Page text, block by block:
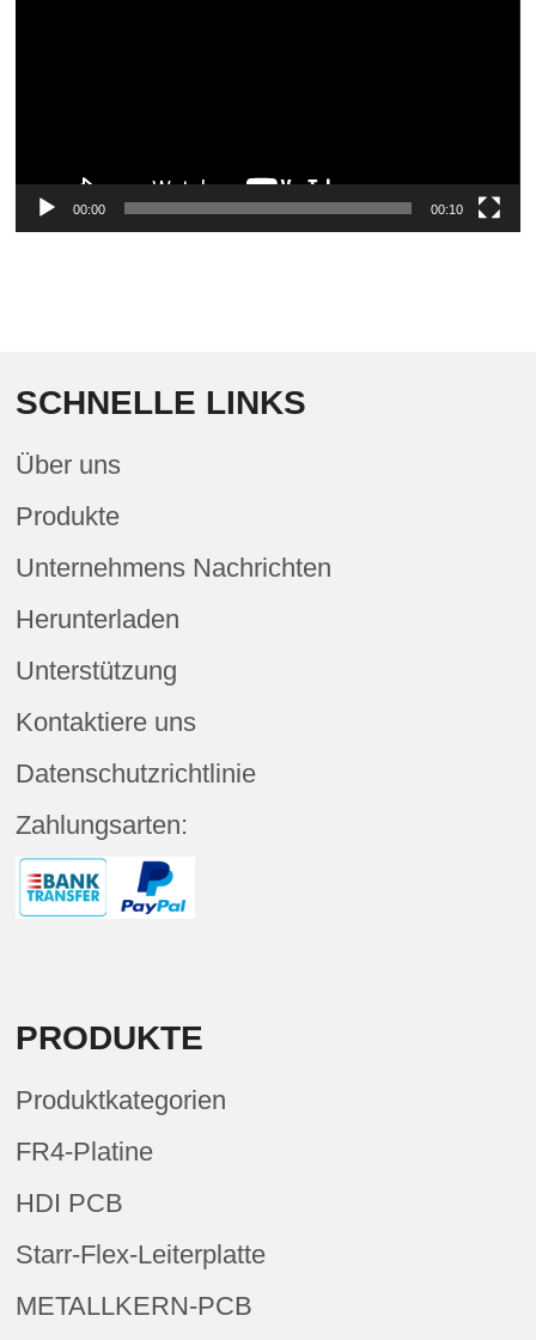
00:00 00:10
SCHNELLE LINKS
Über uns
Produkte
Unternehmens Nachrichten
Herunterladen
Unterstützung
Kontaktiere uns
Datenschutzrichtlinie
Zahlungsarten:
PRODUKTE
Produktkategorien
FR4-Platine
HDI PCB
Starr-Flex-Leiterplatte
METALLKERN-PCB